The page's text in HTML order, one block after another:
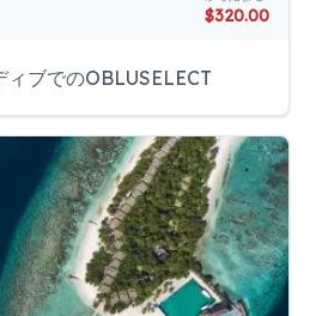
$320.00
ィブでのOBLUSELECT